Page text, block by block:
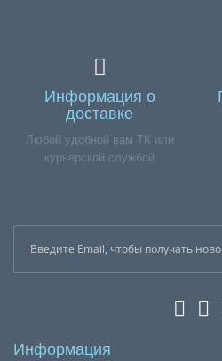
Информация о
доставке
Любой удобной вам ТК или
курьерской службой
Информация